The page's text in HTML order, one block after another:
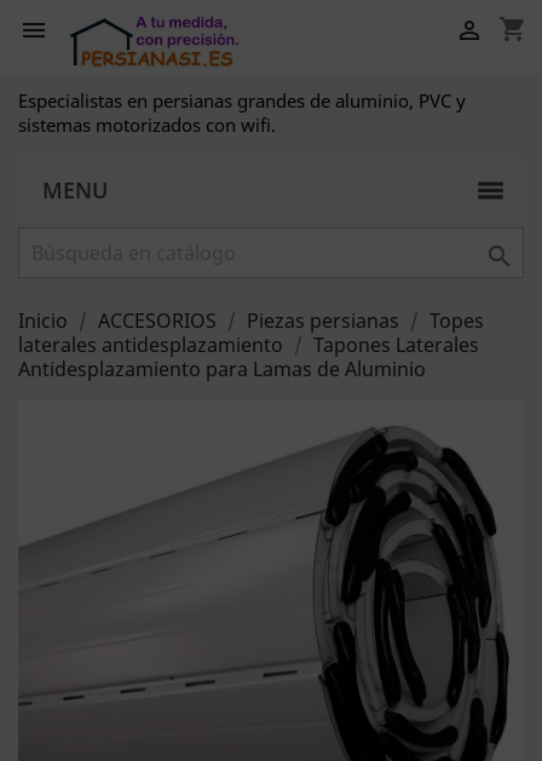
 shopping_cart

Especialistas en persianas grandes de aluminio, PVC y
sistemas motorizados con wifi.
MENU

Inicio ACCESORIOS Piezas persianas
Topes
laterales antidesplazamiento
Tapones Laterales
Antidesplazamiento para Lamas de Aluminio